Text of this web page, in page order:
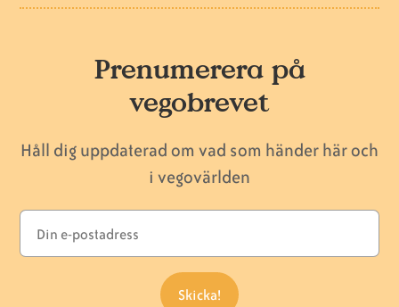
Prenumerera på
vegobrevet
Håll dig uppdaterad om vad som händer här och
i vegovärlden